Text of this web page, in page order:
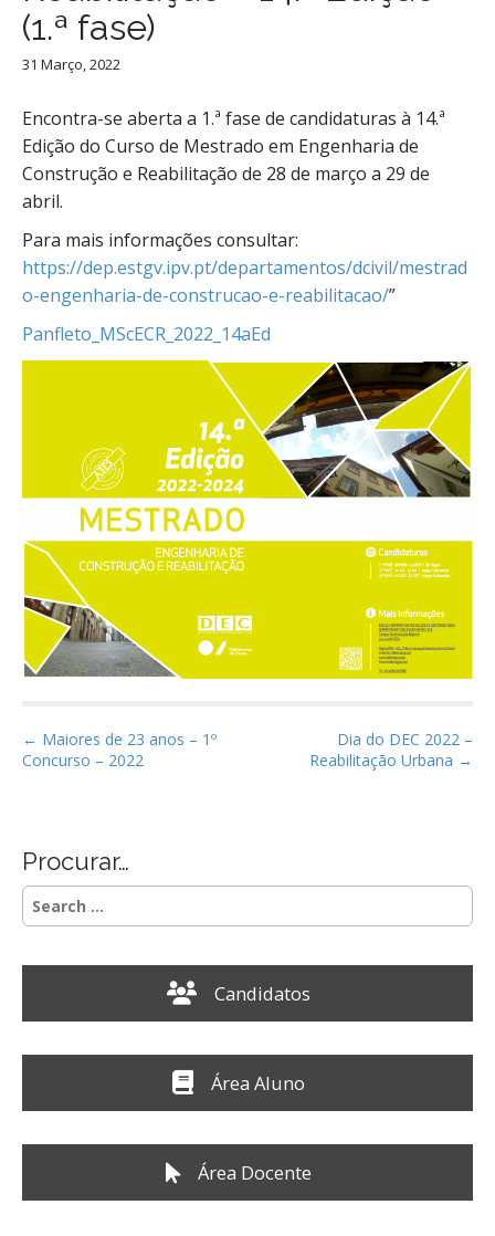
(1.ª fase)
31 Março, 2022
Encontra-se aberta a 1.ª fase de candidaturas à 14.ª
Edição do Curso de Mestrado em Engenharia de
Construção e Reabilitação de 28 de março a 29 de
abril.
Para mais informações consultar:
https://dep.estgv.ipv.pt/departamentos/dcivil/mestrad
o-engenharia-de-construcao-e-reabilitacao/”
Panfleto_MScECR_2022_14aEd
P
o
n
a
v
g
t
i
n
← Maiores de 23 anos – 1º
Concurso – 2022
Dia do DEC 2022 –
Reabilitação Urbana →
Procurar…
S
e
r
f
o
Candidatos
Área Aluno
Área Docente